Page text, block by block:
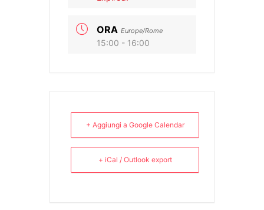
ORA Europe/Rome
15:00 - 16:00
+ Aggiungi a Google Calendar
+ iCal / Outlook export